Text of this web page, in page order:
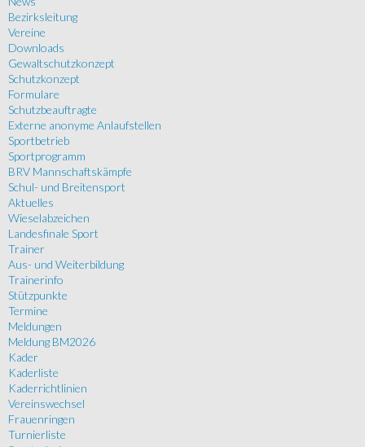
Bezirksleitung
Vereine
Downloads
Gewaltschutzkonzept
Schutzkonzept
Formulare
Schutzbeauftragte
Externe anonyme Anlaufstellen
Sportbetrieb
Sportprogramm
BRV Mannschaftskämpfe
Schul- und Breitensport
Aktuelles
Wieselabzeichen
Landesfinale Sport
Trainer
Aus- und Weiterbildung
Trainerinfo
Stützpunkte
Termine
Meldungen
Meldung BM2026
Kader
Kaderliste
Kaderrichtlinien
Vereinswechsel
Frauenringen
Turnierliste